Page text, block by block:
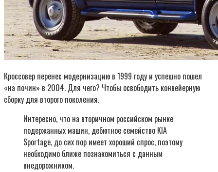
Кроссовер перенес модернизацию в 1999 году и успешно пошел
«на почин» в 2004. Для чего? Чтобы освободить конвейерную
сборку для второго поколения.
Интересно, что на вторичном российском рынке
подержанных машин, дебютное семейство KIA
Sportage, до сих пор имеет хороший спрос, поэтому
необходимо ближе познакомиться с данным
внедорожником.